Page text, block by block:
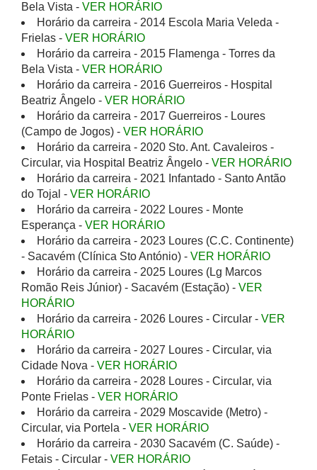
Bela Vista - VER HORÁRIO
Horário da carreira - 2014 Escola Maria Veleda -
Frielas - VER HORÁRIO
Horário da carreira - 2015 Flamenga - Torres da
Bela Vista - VER HORÁRIO
Horário da carreira - 2016 Guerreiros - Hospital
Beatriz Ângelo - VER HORÁRIO
Horário da carreira - 2017 Guerreiros - Loures
(Campo de Jogos) - VER HORÁRIO
Horário da carreira - 2020 Sto. Ant. Cavaleiros -
Circular, via Hospital Beatriz Ângelo - VER HORÁRIO
Horário da carreira - 2021 Infantado - Santo Antão
do Tojal - VER HORÁRIO
Horário da carreira - 2022 Loures - Monte
Esperança - VER HORÁRIO
Horário da carreira - 2023 Loures (C.C. Continente)
- Sacavém (Clínica Sto António) - VER HORÁRIO
Horário da carreira - 2025 Loures (Lg Marcos
Romão Reis Júnior) - Sacavém (Estação) - VER
HORÁRIO
Horário da carreira - 2026 Loures - Circular - VER
HORÁRIO
Horário da carreira - 2027 Loures - Circular, via
Cidade Nova - VER HORÁRIO
Horário da carreira - 2028 Loures - Circular, via
Ponte Frielas - VER HORÁRIO
Horário da carreira - 2029 Moscavide (Metro) -
Circular, via Portela - VER HORÁRIO
Horário da carreira - 2030 Sacavém (C. Saúde) -
Fetais - Circular - VER HORÁRIO